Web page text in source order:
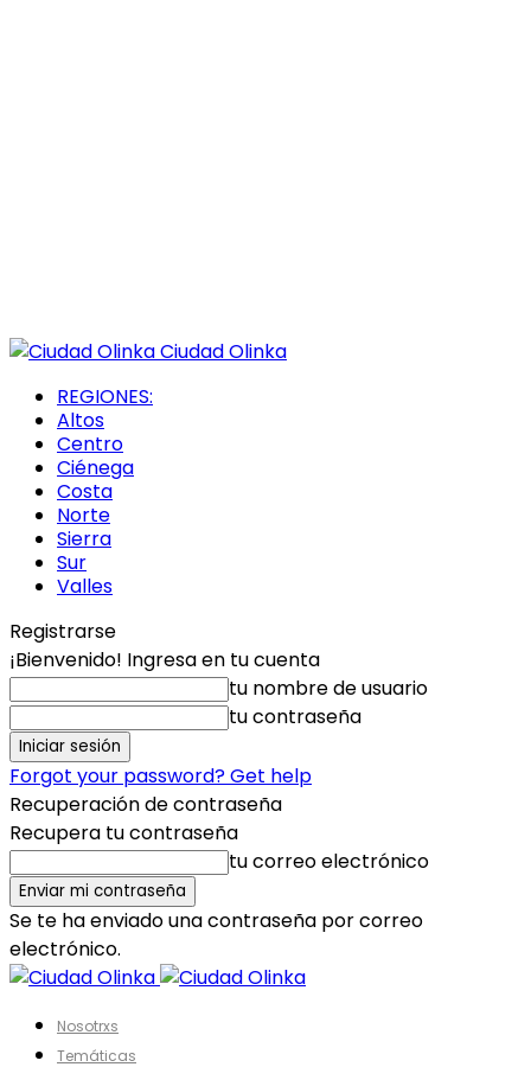
Ciudad Olinka
REGIONES:
Altos
Centro
Ciénega
Costa
Norte
Sierra
Sur
Valles
Registrarse
¡Bienvenido! Ingresa en tu cuenta
tu nombre de usuario
tu contraseña
Forgot your password? Get help
Recuperación de contraseña
Recupera tu contraseña
tu correo electrónico
Se te ha enviado una contraseña por correo
electrónico.
Nosotrxs
Temáticas